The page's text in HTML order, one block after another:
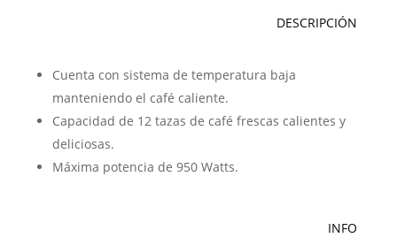
DESCRIPCIÓN
Cuenta con sistema de temperatura baja
manteniendo el café caliente.
Capacidad de 12 tazas de café frescas calientes y
deliciosas.
Máxima potencia de 950 Watts.
INFO